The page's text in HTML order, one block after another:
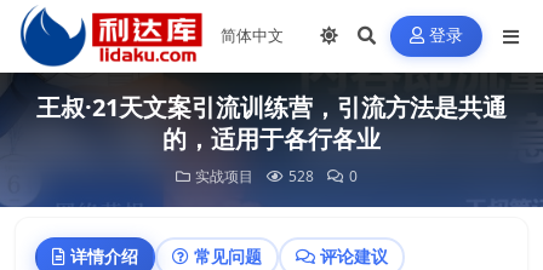
登录
王叔·21天文案引流训练营，引流方法是共通
的，适用于各行各业
实战项目 528 0
详情介绍 常见问题 评论建议